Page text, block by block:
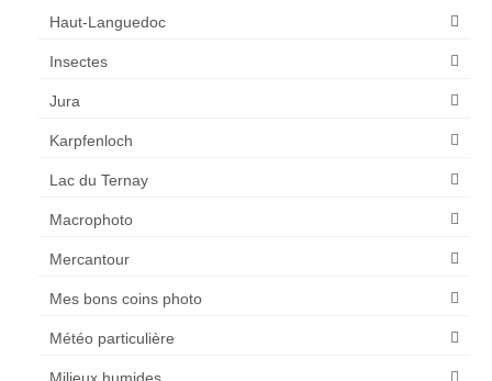
Haut-Languedoc
Insectes
Jura
Karpfenloch
Lac du Ternay
Macrophoto
Mercantour
Mes bons coins photo
Météo particulière